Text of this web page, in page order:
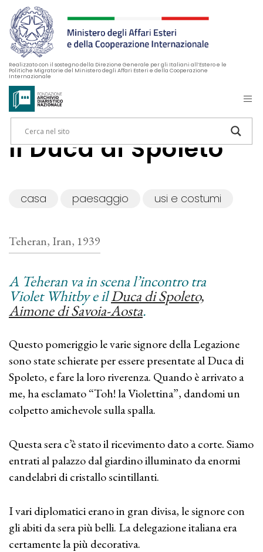
Realizzato con il sostegno della Direzione Generale per gli Italiani all’Estero e le
Politiche Migratorie del Ministero degli Affari Esteri e della Cooperazione
Internazionale
Il Duca di Spoleto
casa paesaggio usi e costumi
Teheran, Iran, 1939
A Teheran va in scena l’incontro tra
Violet Whitby e ilDuca di Spoleto,
Aimone di Savoia-Aosta.
Questo pomeriggio le varie signore della Legazione
sono state schierate per essere presentate al Duca di
Spoleto, e fare la loro riverenza. Quando è arrivato a
me, ha esclamato “Toh! la Violettina”, dandomi un
colpetto amichevole sulla spalla.
Questa sera c’è stato il ricevimento dato a corte. Siamo
entrati al palazzo dal giardino illuminato da enormi
candelabri di cristallo scintillanti.
I vari diplomatici erano in gran divisa, le signore con
gli abiti da sera più belli. La delegazione italiana era
certamente la più decorativa.